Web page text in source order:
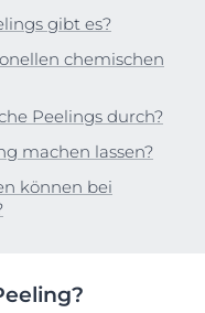
gibt es?
chemischen
Peelings durch?
machen lassen?
können bei